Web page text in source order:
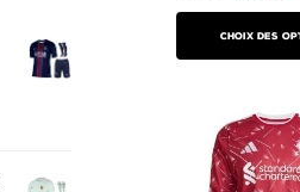
prix
initial
était :
Choix des
produit
plusieurs
variations.